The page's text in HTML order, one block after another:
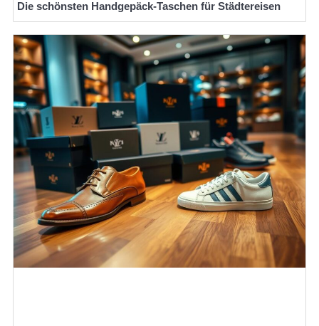
Die schönsten Handgepäck-Taschen für Städtereisen